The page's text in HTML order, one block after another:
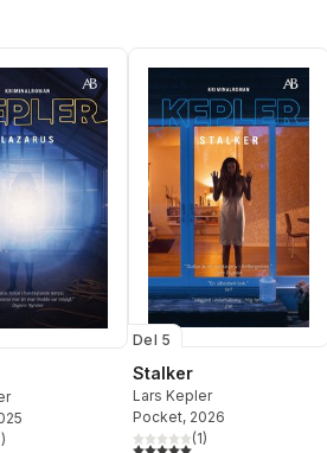
Totalt antal röster:
)
Del 5
Stalker
Lars Kepler
Pocket, 2026
5,0utav 5 stjärnor. Totalt
(1)